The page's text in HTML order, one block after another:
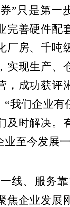
”只是第一
完善硬件配
厂房、千吨
实现生产、
，成功获评
“我们企业有
及时解决。
业至今发展
线、服务
焦企业发展